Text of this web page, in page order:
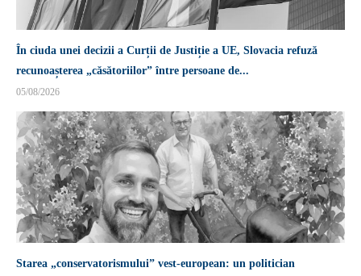
În ciuda unei decizii a Curții de Justiție a UE, Slovacia refuză
recunoașterea „căsătoriilor” între persoane de...
05/08/2026
Starea „conservatorismului” vest-european: un politician